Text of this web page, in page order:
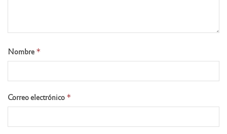
Nombre *
Correo electrónico *